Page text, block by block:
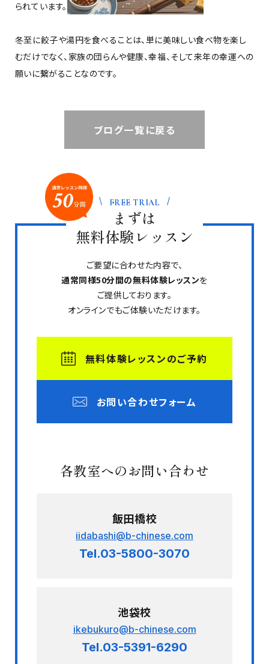
られています。
冬至に餃子や湯円を食べることは、単に美味しい食べ物を楽し
むだけでなく、家族の団らんや健康、幸福、そして来年の幸運への
願いに繋がることなのです。
ブログ一覧に戻る
FREE TRIAL
まずは
無料体験レッスン
ご要望に合わせた内容で、
通常同様50分間の無料体験レッスンを
ご提供しております。
オンラインでもご体験いただけます。
無料体験レッスンのご予約
お問い合わせフォーム
各教室へのお問い合わせ
飯田橋校
iidabashi@b-chinese.com
Tel.03-5800-3070
池袋校
ikebukuro@b-chinese.com
Tel.03-5391-6290